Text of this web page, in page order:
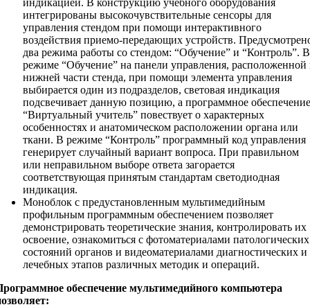
интегрированы высокочувствительные сенсоры для
управления стендом при помощи интерактивного
воздействия приемо-передающих устройств.
два режима работы со стендом: “Обучение” и “Контроль”. В
режиме “Обучение” на панели управления, расположенной
нижней части стенда, при помощи элемента управления
выбирается один из подразделов, световая индикация
подсвечивает данную позицию, а программное обеспечение
“Виртуальный учитель” повествует о характерных
особенностях и анатомическом расположении органа или
ткани. В режиме “Контроль” программный код управления
генерирует случайный вариант вопроса. При правильном
или неправильном выборе ответа загорается
соответствующая принятым стандартам светодиодная
индикация.
Моноблок с предустановленным мультимедийным
профильным программным обеспечением позволяет
демонстрировать теоретические знания, контролировать их
освоение, ознакомиться с фотоматериалами патологических
состояний органов и видеоматериалами диагностических и
лечебных этапов различных методик и операций.
обеспечение мультимедийного компьютера